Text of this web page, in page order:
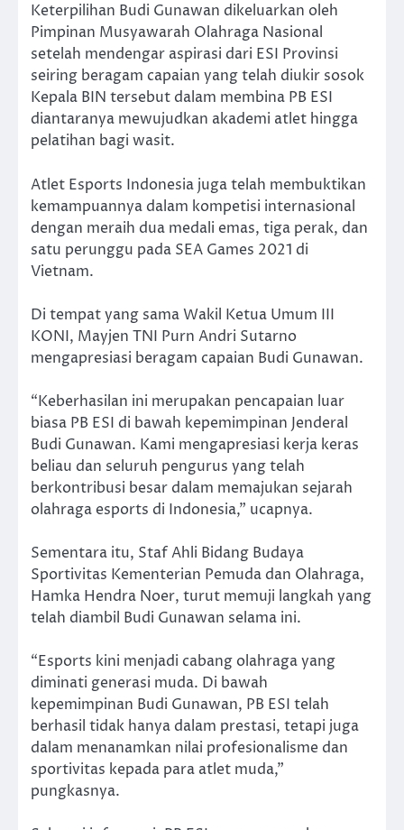
Keterpilihan Budi Gunawan dikeluarkan oleh
Pimpinan Musyawarah Olahraga Nasional
setelah mendengar aspirasi dari ESI Provinsi
seiring beragam capaian yang telah diukir sosok
Kepala BIN tersebut dalam membina PB ESI
diantaranya mewujudkan akademi atlet hingga
pelatihan bagi wasit.
Atlet Esports Indonesia juga telah membuktikan
kemampuannya dalam kompetisi internasional
dengan meraih dua medali emas, tiga perak, dan
satu perunggu pada SEA Games 2021 di
Vietnam.
Di tempat yang sama Wakil Ketua Umum III
KONI, Mayjen TNI Purn Andri Sutarno
mengapresiasi beragam capaian Budi Gunawan.
“Keberhasilan ini merupakan pencapaian luar
biasa PB ESI di bawah kepemimpinan Jenderal
Budi Gunawan. Kami mengapresiasi kerja keras
beliau dan seluruh pengurus yang telah
berkontribusi besar dalam memajukan sejarah
olahraga esports di Indonesia,” ucapnya.
Sementara itu, Staf Ahli Bidang Budaya
Sportivitas Kementerian Pemuda dan Olahraga,
Hamka Hendra Noer, turut memuji langkah yang
telah diambil Budi Gunawan selama ini.
“Esports kini menjadi cabang olahraga yang
diminati generasi muda. Di bawah
kepemimpinan Budi Gunawan, PB ESI telah
berhasil tidak hanya dalam prestasi, tetapi juga
dalam menanamkan nilai profesionalisme dan
sportivitas kepada para atlet muda,”
pungkasnya.